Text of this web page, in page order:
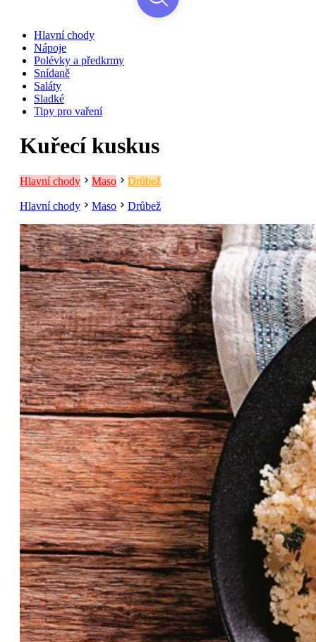
Hlavní chody
Nápoje
Polévky a předkrmy
Snídaně
Saláty
Sladké
Tipy pro vaření
Kuřecí kuskus
Hlavní chody Maso Drůbež
Hlavní chody Maso Drůbež